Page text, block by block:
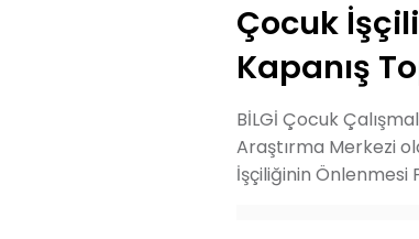
Çocuk
Kapanış
BİLGİ Çocuk
Araştırma Merkezi
İşçiliğinin Önlenmesi